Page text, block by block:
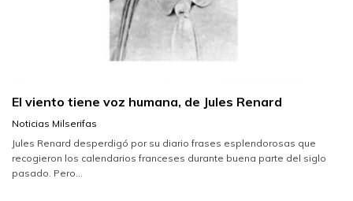
El viento tiene voz humana, de Jules Renard
Noticias Milserifas
Jules Renard desperdigó por su diario frases esplendorosas que
recogieron los calendarios franceses durante buena parte del siglo
pasado. Pero...